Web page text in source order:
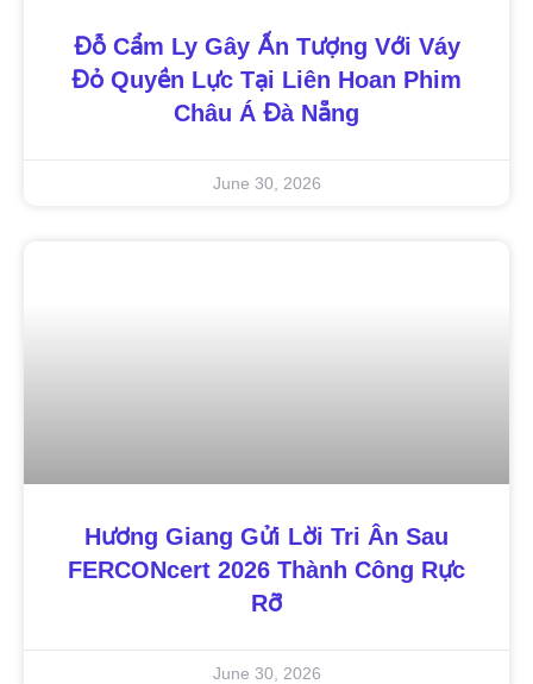
Đỗ Cẩm Ly Gây Ấn Tượng Với Váy
Đỏ Quyền Lực Tại Liên Hoan Phim
Châu Á Đà Nẵng
June 30, 2026
Hương Giang Gửi Lời Tri Ân Sau
FERCONcert 2026 Thành Công Rực
Rỡ
June 30, 2026